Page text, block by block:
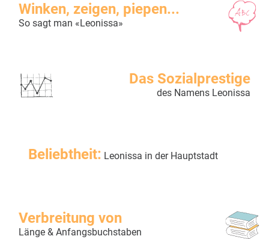
Winken, zeigen, piepen...
So sagt man «Leonissa»
Das Sozialprestige
des Namens Leonissa
Beliebtheit: Leonissa in der Hauptstadt
Verbreitung von
Länge & Anfangsbuchstaben